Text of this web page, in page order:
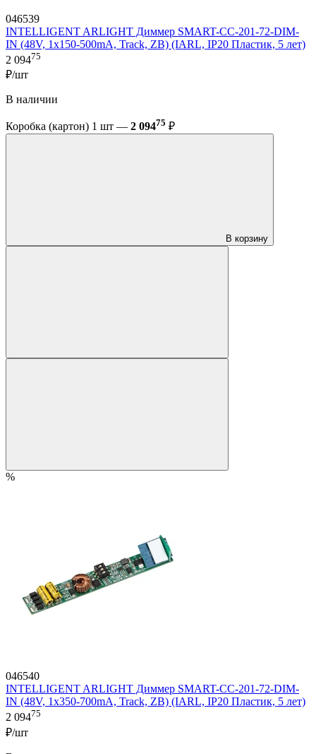
046539
INTELLIGENT ARLIGHT Диммер SMART-CC-201-72-DIM-
IN (48V, 1x150-500mA, Track, ZB) (IARL, IP20 Пластик, 5 лет)
2 09475
₽/шт
В наличии
Коробка (картон) 1 шт — 2 09475 ₽
В корзину
%
046540
INTELLIGENT ARLIGHT Диммер SMART-CC-201-72-DIM-
IN (48V, 1x350-700mA, Track, ZB) (IARL, IP20 Пластик, 5 лет)
2 09475
₽/шт